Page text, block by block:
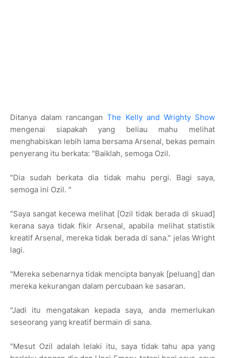
Ditanya dalam rancanganThe Kelly and Wrighty Show
mengenai siapakah yang beliau mahu melihat
menghabiskan lebih lama bersama Arsenal, bekas pemain
penyerang itu berkata: "Baiklah, semoga Ozil.
"Dia sudah berkata dia tidak mahu pergi. Bagi saya,
semoga ini Ozil. "
"Saya sangat kecewa melihat [Ozil tidak berada di skuad]
kerana saya tidak fikir Arsenal, apabila melihat statistik
kreatif Arsenal, mereka tidak berada di sana." jelas Wright
lagi.
"Mereka sebenarnya tidak mencipta banyak [peluang] dan
mereka kekurangan dalam percubaan ke sasaran.
"Jadi itu mengatakan kepada saya, anda memerlukan
seseorang yang kreatif bermain di sana.
"Mesut Ozil adalah lelaki itu, saya tidak tahu apa yang